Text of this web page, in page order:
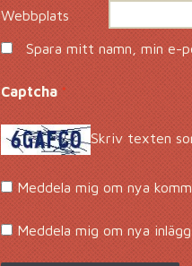
Webbplats
Spara mitt namn, min e-
Captcha*
Skriv texten
Meddela mig om nya
Meddela mig om nya